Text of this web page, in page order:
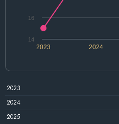
2024
2023
14
16
2023
2024
2025